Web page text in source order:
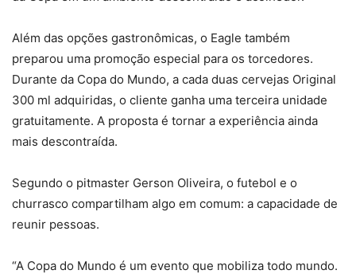
Além das opções gastronômicas, o Eagle também
preparou uma promoção especial para os torcedores.
Durante da Copa do Mundo, a cada duas cervejas Original
300 ml adquiridas, o cliente ganha uma terceira unidade
gratuitamente. A proposta é tornar a experiência ainda
mais descontraída.
Segundo o pitmaster Gerson Oliveira, o futebol e o
churrasco compartilham algo em comum: a capacidade de
reunir pessoas.
“A Copa do Mundo é um evento que mobiliza todo mundo.